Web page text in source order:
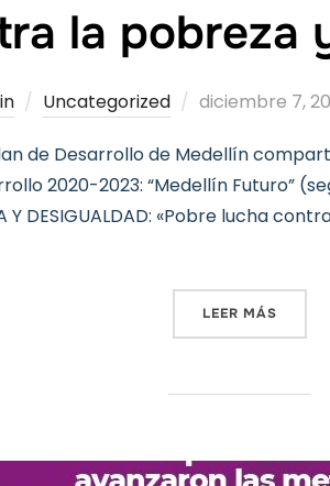
la pobreza
Uncategorized
Publicado
diciembre 7,
de Desarrollo de Medellín
2020-2023: “Medellín Futuro”
DESIGUALDAD: «Pobre lucha
LEER MÁS